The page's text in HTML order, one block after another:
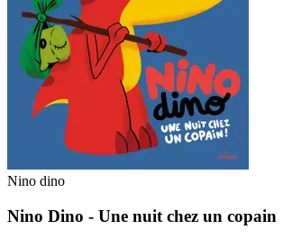
Nino dino
Nino Dino - Une nuit chez un copain